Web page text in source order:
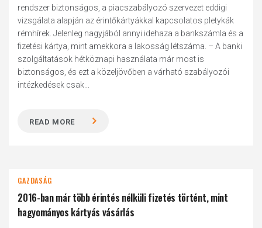
rendszer biztonságos, a piacszabályozó szervezet eddigi
vizsgálata alapján az érintőkártyákkal kapcsolatos pletykák
rémhírek. Jelenleg nagyjából annyi idehaza a bankszámla és a
fizetési kártya, mint amekkora a lakosság létszáma. – A banki
szolgáltatások hétköznapi használata már most is
biztonságos, és ezt a közeljövőben a várható szabályozói
intézkedések csak...
READ MORE
GAZDASÁG
2016-ban már több érintés nélküli fizetés történt, mint
hagyományos kártyás vásárlás